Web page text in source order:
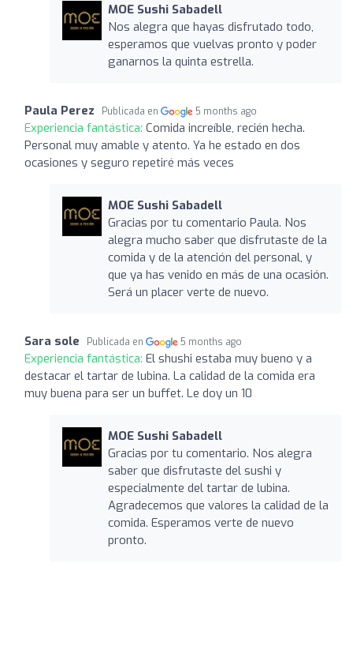
MOE Sushi Sabadell
Nos alegra que hayas disfrutado todo,
esperamos que vuelvas pronto y poder
ganarnos la quinta estrella.
Paula Perez Publicada en 5 months ago
Experiencia fantástica: Comida increíble, recién hecha.
Personal muy amable y atento. Ya he estado en dos
ocasiones y seguro repetiré más veces
MOE Sushi Sabadell
Gracias por tu comentario Paula. Nos
alegra mucho saber que disfrutaste de la
comida y de la atención del personal, y
que ya has venido en más de una ocasión.
Será un placer verte de nuevo.
Sara sole Publicada en 5 months ago
Experiencia fantástica: El shushi estaba muy bueno y a
destacar el tartar de lubina. La calidad de la comida era
muy buena para ser un buffet. Le doy un 10
MOE Sushi Sabadell
Gracias por tu comentario. Nos alegra
saber que disfrutaste del sushi y
especialmente del tartar de lubina.
Agradecemos que valores la calidad de la
comida. Esperamos verte de nuevo
pronto.